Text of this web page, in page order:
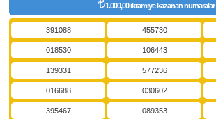
1.000,00 ikramiye kazanan numaralar
391088 455730
018530 106443
139331 577236
016688 030602
395467 089353